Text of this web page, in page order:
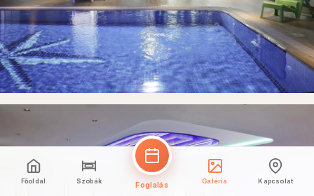
Főoldal Szobák Foglalás Galéria Kapcsolat